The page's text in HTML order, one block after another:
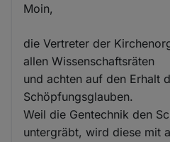
Moin,
die Vertreter der
allen Wissenschaftsräten
und achten auf den Erhalt
Schöpfungsglauben.
Weil die Gentechnik den
untergräbt, wird diese mit